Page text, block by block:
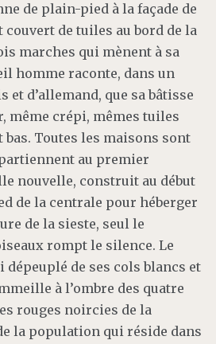
de plain-pied à la façade de
de tuiles au bord de la
marches qui mènent à sa
homme raconte, dans un
et d’allemand, que sa bâtisse
même crépi, mêmes tuiles
bas. Toutes les maisons sont
au premier
nouvelle, construit au début
de la centrale pour héberger
de la sieste, seul le
rompt le silence. Le
dépeuplé de ses cols blancs et
à l’ombre des quatre
rouges noircies de la
la population qui réside dans